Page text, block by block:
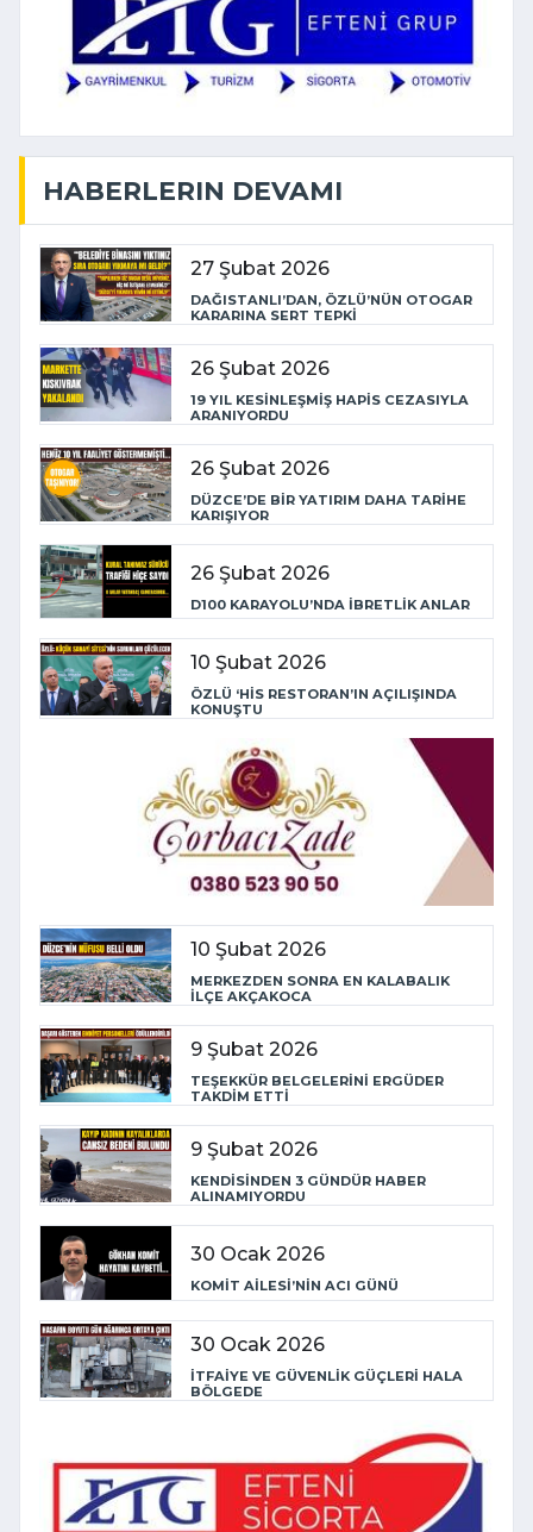
HABERLERIN DEVAMI
27 Şubat 2026
DAĞISTANLI’DAN, ÖZLÜ’NÜN OTOGAR
KARARINA SERT TEPKİ
26 Şubat 2026
19 YIL KESİNLEŞMİŞ HAPİS CEZASIYLA
ARANIYORDU
26 Şubat 2026
DÜZCE’DE BİR YATIRIM DAHA TARİHE
KARIŞIYOR
26 Şubat 2026
D100 KARAYOLU’NDA İBRETLİK ANLAR
10 Şubat 2026
ÖZLÜ ‘HİS RESTORAN’IN AÇILIŞINDA
KONUŞTU
10 Şubat 2026
MERKEZDEN SONRA EN KALABALIK
İLÇE AKÇAKOCA
9 Şubat 2026
TEŞEKKÜR BELGELERİNİ ERGÜDER
TAKDİM ETTİ
9 Şubat 2026
KENDİSİNDEN 3 GÜNDÜR HABER
ALINAMIYORDU
30 Ocak 2026
KOMİT AİLESİ’NİN ACI GÜNÜ
30 Ocak 2026
İTFAİYE VE GÜVENLİK GÜÇLERİ HALA
BÖLGEDE